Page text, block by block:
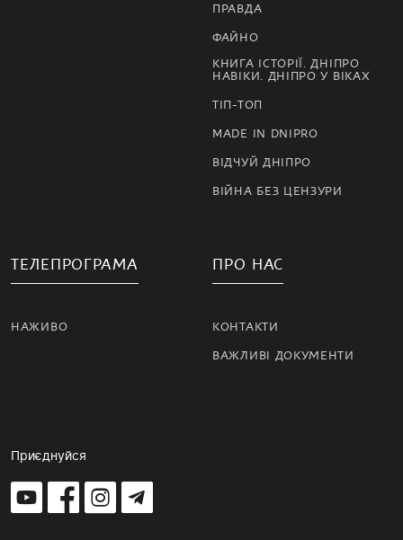
ПРАВДА
ФАЙНО
КНИГА ІСТОРІЇ. ДНІПРО
НАВІКИ. ДНІПРО У ВІКАХ
ТІП-ТОП
MADE IN DNIPRO
ВІДЧУЙ ДНІПРО
ВІЙНА БЕЗ ЦЕНЗУРИ
ТЕЛЕПРОГРАМА
НАЖИВО
ПРО НАС
КОНТАКТИ
ВАЖЛИВІ ДОКУМЕНТИ
Приєднуйся